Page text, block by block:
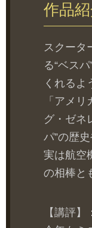
作品
スクータ
る“ベス
くれるよ
「アメ
グ・ゼネ
パ”の歴
実は航空
の相棒と
【講評